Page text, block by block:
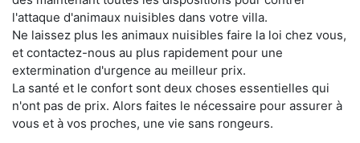
l'attaque d'animaux nuisibles dans votre villa.
Ne laissez plus les animaux nuisibles faire la loi chez vous,
et contactez-nous au plus rapidement pour une
extermination d'urgence au meilleur prix.
La santé et le confort sont deux choses essentielles qui
n'ont pas de prix. Alors faites le nécessaire pour assurer à
vous et à vos proches, une vie sans rongeurs.